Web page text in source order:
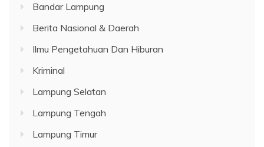
Bandar Lampung
Berita Nasional & Daerah
Ilmu Pengetahuan Dan Hiburan
Kriminal
Lampung Selatan
Lampung Tengah
Lampung Timur